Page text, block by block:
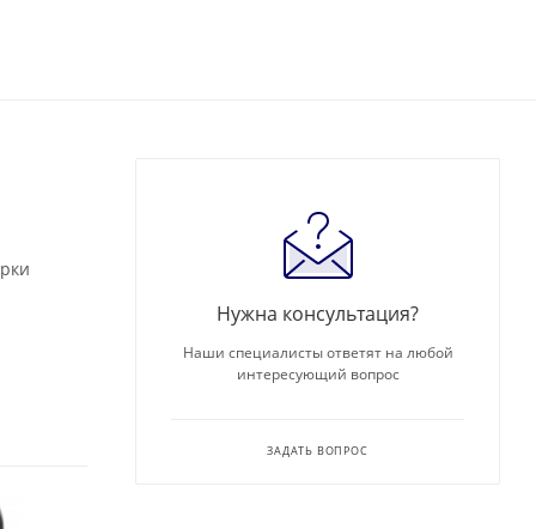
Нужна консультация?
Наши специалисты ответят на любой
интересующий вопрос
ЗАДАТЬ ВОПРОС